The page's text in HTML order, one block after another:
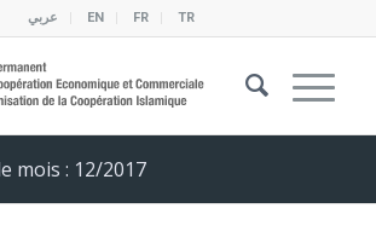
عربي EN FR TR
mois : 12/2017